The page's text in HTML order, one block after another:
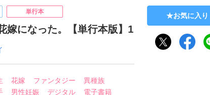
単行本
嫁になった。【単行本版】1
花嫁 ファンタジー
異種族
男性妊娠 デジタル
電子書籍
お気に入り